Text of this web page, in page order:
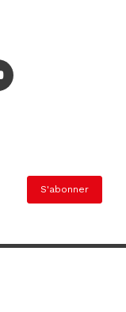
S'abonner